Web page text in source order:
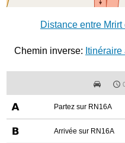
Distance entre
Chemin inverse:
Partez sur RN16A
Arrivée sur RN16A